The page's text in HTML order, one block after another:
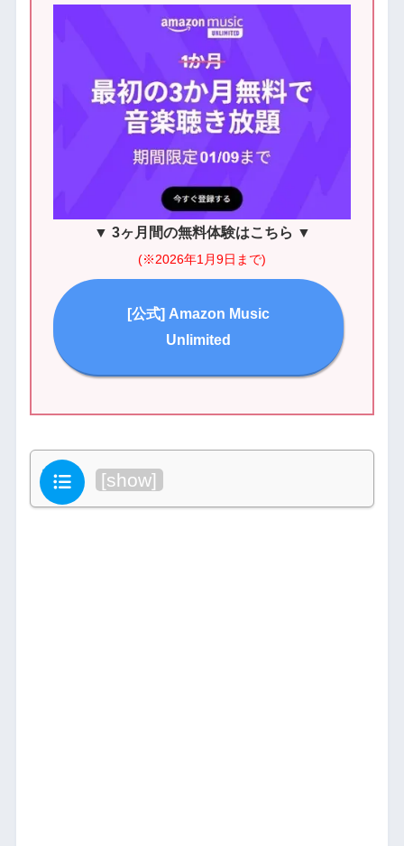
▼ 3ヶ月間の無料体験はこちら ▼
(※2026年1月9日まで)
[公式] Amazon Music
Unlimited
目次 [show]